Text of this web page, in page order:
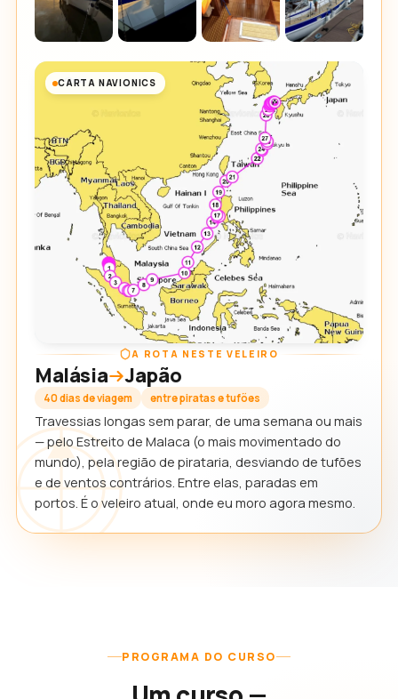
CARTA NAVIONICS
A ROTA NESTE VELEIRO
Malásia Japão
40 dias de viagem entre piratas e tufões
Travessias longas sem parar, de uma semana ou mais
— pelo Estreito de Malaca (o mais movimentado do
mundo), pela região de pirataria, desviando de tufões
e de ventos contrários. Entre elas, paradas em
portos. É o veleiro atual, onde eu moro agora mesmo.
PROGRAMA DO CURSO